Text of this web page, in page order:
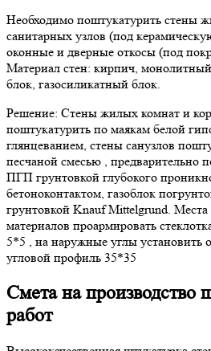
Необходимо поштукатурить стены
санитарных узлов (под
оконные и дверные откосы (под
Материал стен: кирпич,
блок, газосиликатный блок.
Решение: Стены жилых комнат и
поштукатурить по маякам белой
глянцеванием, стены санузлов
песчаной смесью , предварительно
ПГП грунтовкой глубокого
бетоноконтактом, газоблок
грунтовкой Knauf Mittelgrund.
материалов проармировать
5*5 , на наружные углы установить
угловой профиль 35*35
Смета на производство
работ